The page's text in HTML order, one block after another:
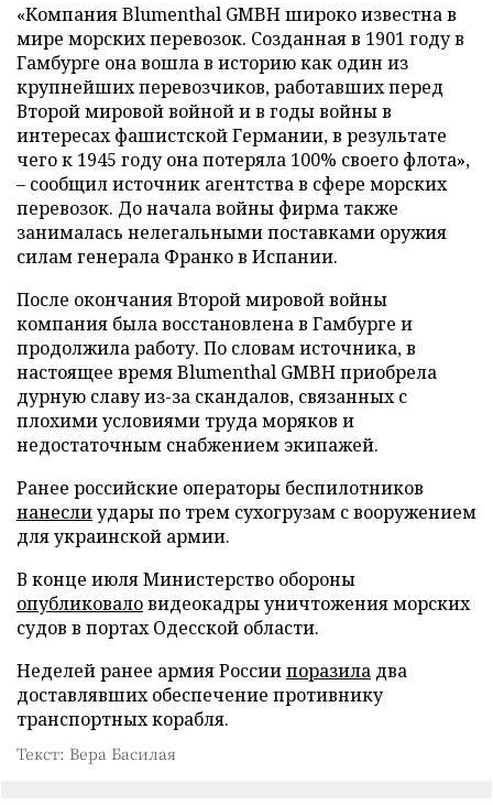
«Компания Blumenthal GMBH широко известна в
мире морских перевозок. Созданная в 1901 году в
Гамбурге она вошла в историю как один из
крупнейших перевозчиков, работавших перед
Второй мировой войной и в годы войны в
интересах фашистской Германии, в результате
чего к 1945 году она потеряла 100% своего флота»,
– сообщил источник агентства в сфере морских
перевозок. До начала войны фирма также
занималась нелегальными поставками оружия
силам генерала Франко в Испании.
После окончания Второй мировой войны
компания была восстановлена в Гамбурге и
продолжила работу. По словам источника, в
настоящее время Blumenthal GMBH приобрела
дурную славу из-за скандалов, связанных с
плохими условиями труда моряков и
недостаточным снабжением экипажей.
Ранее российские операторы беспилотников
нанеслиудары по трем сухогрузам с вооружением
для украинской армии.
В конце июля Министерство обороны
опубликоваловидеокадры уничтожения морских
судов в портах Одесской области.
Неделей ранее армия Россиипоразила два
доставлявших обеспечение противнику
транспортных корабля.
Текст: Вера Басилая